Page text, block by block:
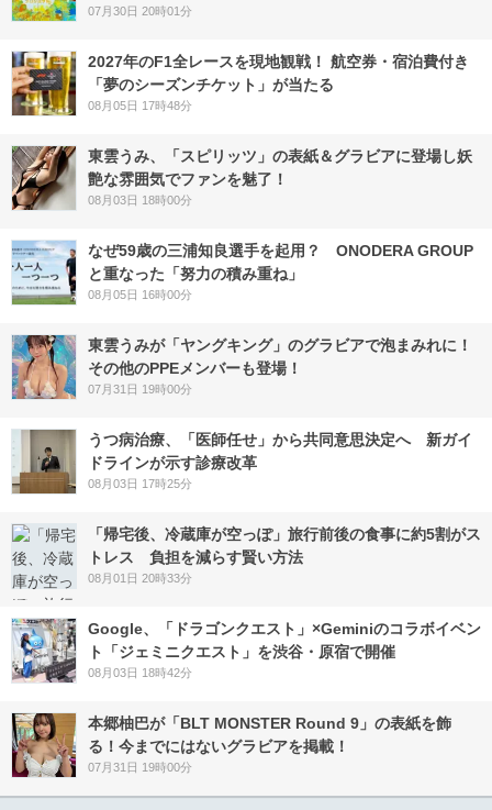
07月30日 20時01分
2027年のF1全レースを現地観戦！ 航空券・宿泊費付き
「夢のシーズンチケット」が当たる
08月05日 17時48分
東雲うみ、「スピリッツ」の表紙＆グラビアに登場し妖
艶な雰囲気でファンを魅了！
08月03日 18時00分
なぜ59歳の三浦知良選手を起用？ ONODERA GROUP
と重なった「努力の積み重ね」
08月05日 16時00分
東雲うみが「ヤングキング」のグラビアで泡まみれに！
その他のPPEメンバーも登場！
07月31日 19時00分
うつ病治療、「医師任せ」から共同意思決定へ 新ガイ
ドラインが示す診療改革
08月03日 17時25分
「帰宅後、冷蔵庫が空っぽ」旅行前後の食事に約5割がス
トレス 負担を減らす賢い方法
08月01日 20時33分
Google、「ドラゴンクエスト」×Geminiのコラボイベン
ト「ジェミニクエスト」を渋谷・原宿で開催
08月03日 18時42分
本郷柚巴が「BLT MONSTER Round 9」の表紙を飾
る！今までにはないグラビアを掲載！
07月31日 19時00分